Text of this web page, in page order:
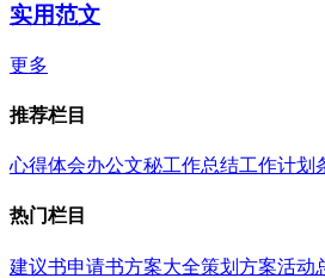
实用范文
更多
推荐栏目
心得体会办公文秘工作总结工作计划
热门栏目
建议书申请书方案大全策划方案活动